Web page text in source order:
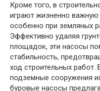
Кроме того, в
играют жизненно
особенно при земляных
Эффективно удаляя
площадок, эти насосы
стабильность,
ход строительных
подземные сооружения
буровые насосы